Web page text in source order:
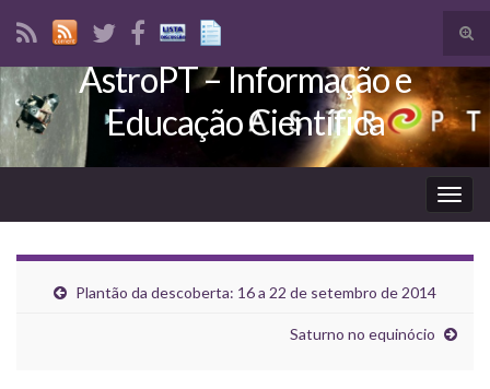
Search for:
AstroPT – Informação e
Educação Científica
Plantão da descoberta: 16 a 22 de setembro de 2014
Saturno no equinócio